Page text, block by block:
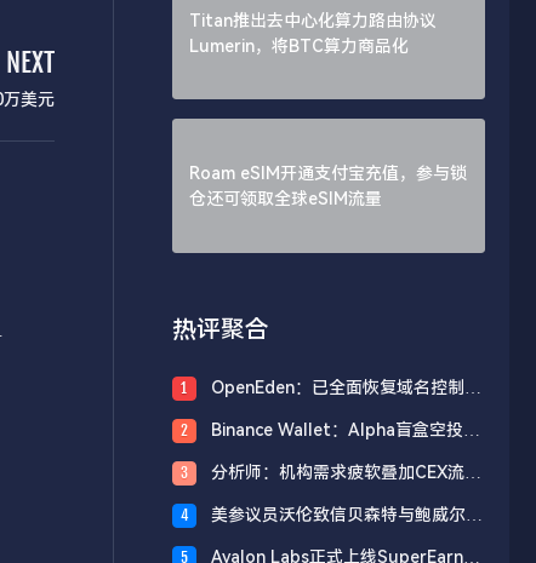
NEXT
美元
Titan推出去中心化算力路由协议
Lumerin，将BTC算力商品化
Roam eSIM开通支付宝充值，参与锁
仓还可领取全球eSIM流量
热评聚合
1
OpenEden：已全面恢复域名控制，
2
Binance Wallet：Alpha盲盒空投将
分
3
分析师：机构需求疲软叠加CEX流入
4
美参议员沃伦致信贝森特与鲍威尔，
5 Avalon Labs正式上线SuperEarn理